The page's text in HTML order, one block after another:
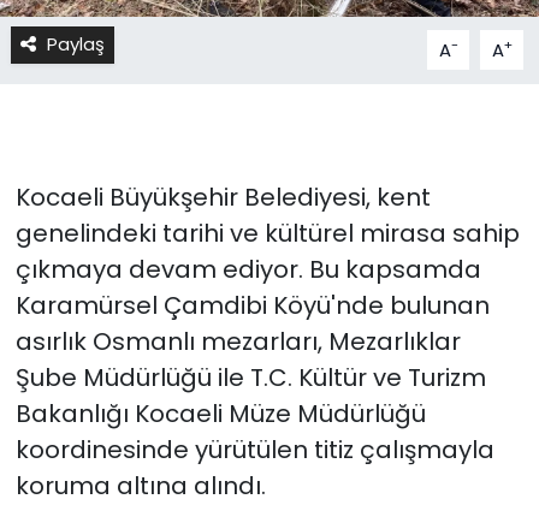
Paylaş A- A+
Kocaeli Büyükşehir Belediyesi, kent
genelindeki tarihi ve kültürel mirasa sahip
çıkmaya devam ediyor. Bu kapsamda
Karamürsel Çamdibi Köyü'nde bulunan
asırlık Osmanlı mezarları, Mezarlıklar
Şube Müdürlüğü ile T.C. Kültür ve Turizm
Bakanlığı Kocaeli Müze Müdürlüğü
koordinesinde yürütülen titiz çalışmayla
koruma altına alındı.